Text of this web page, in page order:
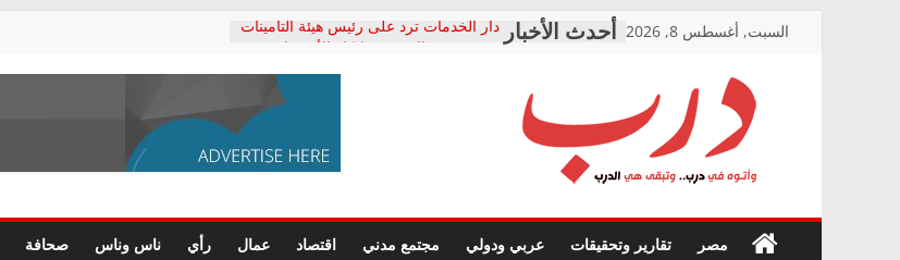
السبت, أغسطس 8, 2026
دار الخدمات ترد على رئيس هيئة التأمينات
معاناة أصحاب المعاشات.. ونطالب بكشف
فرحات سليمان يكتب: القطاع الصحي إلى
حزب التحالف الشعبي يطلق لجنة “الحق
صور .. اعتماد الرسومات النهائية للقرار
الوزاري لمدينة الصحفيين.. وانتهاء أعمال
درب
في
مصر تقارير وتحقيقات عربي ودولي مجتمع مدني اقتصاد عمال رأي ناس وناس صحافة